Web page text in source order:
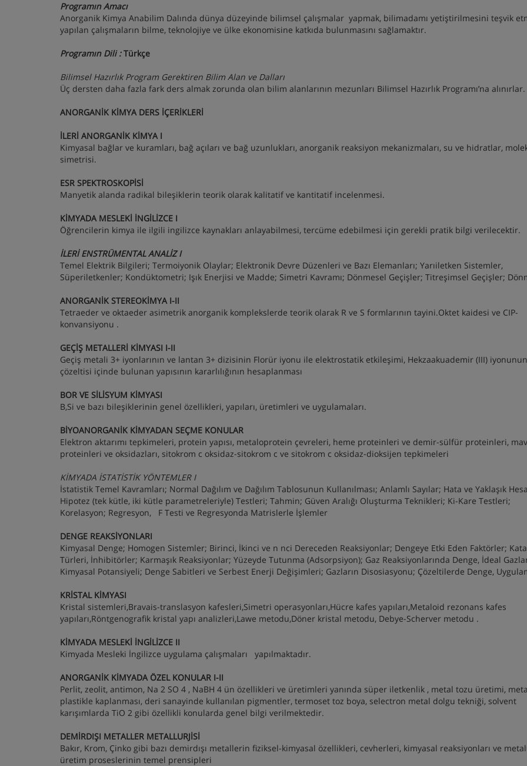
Programın Amacı
Anorganik Kimya Anabilim Dalında dünya düzeyinde bilimsel çalışmalar yapmak, bilimadamı yetiştirilmesini teşvik
yapılan çalışmaların bilme, teknolojiye ve ülke ekonomisine katkıda bulunmasını sağlamaktır.
Programın Dili :Türkçe
Bilimsel Hazırlık Program Gerektiren Bilim Alan ve Dalları
Üç dersten daha fazla fark ders almak zorunda olan bilim alanlarının mezunları Bilimsel Hazırlık Programı’na alınırlar.
ANORGANİK KİMYA DERS İÇERİKLERİ
İLERİ ANORGANİK KİMYA I
Kimyasal bağlar ve kuramları, bağ açıları ve bağ uzunlukları, anorganik reaksiyon mekanizmaları, su ve hidratlar,
simetrisi.
ESR SPEKTROSKOPİSİ
Manyetik alanda radikal bileşiklerin teorik olarak kalitatif ve kantitatif incelenmesi.
KİMYADA MESLEKİ İNGİLİZCE I
Öğrencilerin kimya ile ilgili ingilizce kaynakları anlayabilmesi, tercüme edebilmesi için gerekli pratik bilgi verilecektir.
İLERİ ENSTRÜMENTAL ANALİZ I
Temel Elektrik Bilgileri; Termoiyonik Olaylar; Elektronik Devre Düzenleri ve Bazı Elemanları; Yarıiletken Sistemler,
Süperiletkenler; Kondüktometri; Işık Enerjisi ve Madde; Simetri Kavramı; Dönmesel Geçişler; Titreşimsel Geçişler;
ANORGANİK STEREOKİMYA I-II
Tetraeder ve oktaeder asimetrik anorganik komplekslerde teorik olarak R ve S formlarının tayini.Oktet kaidesi ve CIP-
konvansiyonu .
GEÇİŞ METALLERİ KİMYASI I-II
Geçiş metali 3+ iyonlarının ve lantan 3+ dizisinin Florür iyonu ile elektrostatik etkileşimi, Hekzaakuademir (III)
çözeltisi içinde bulunan yapısının kararlılığının hesaplanması
BOR VE SİLİSYUM KİMYASI
B,Si ve bazı bileşiklerinin genel özellikleri, yapıları, üretimleri ve uygulamaları.
BİYOANORGANİK KİMYADAN SEÇME KONULAR
Elektron aktarımı tepkimeleri, protein yapısı, metaloprotein çevreleri, heme proteinleri ve demir-sülfür proteinleri,
proteinleri ve oksidazları, sitokrom c oksidaz-sitokrom c ve sitokrom c oksidaz-dioksijen tepkimeleri
KİMYADA İSTATİSTİK YÖNTEMLER I
İstatistik Temel Kavramları; Normal Dağılım ve Dağılım Tablosunun Kullanılması; Anlamlı Sayılar; Hata ve Yaklaşık
Hipotez (tek kütle, iki kütle parametreleriyle) Testleri; Tahmin; Güven Aralığı Oluşturma Teknikleri; Ki-Kare Testleri;
Korelasyon; Regresyon, F Testi ve Regresyonda Matrislerle İşlemler
DENGE REAKSİYONLARI
Kimyasal Denge; Homogen Sistemler; Birinci, İkinci ve n nci Dereceden Reaksiyonlar; Dengeye Etki Eden Faktörler;
Türleri, İnhibitörler; Karmaşık Reaksiyonlar; Yüzeyde Tutunma (Adsorpsiyon); Gaz Reaksiyonlarında Denge, İdeal
Kimyasal Potansiyeli; Denge Sabitleri ve Serbest Enerji Değişimleri; Gazların Disosiasyonu; Çözeltilerde Denge,
KRİSTAL KİMYASI
Kristal sistemleri,Bravais-translasyon kafesleri,Simetri operasyonları,Hücre kafes yapıları,Metaloid rezonans kafes
yapıları,Röntgenografik kristal yapı analizleri,Lawe metodu,Döner kristal metodu, Debye-Scherver metodu .
KİMYADA MESLEKİ İNGİLİZCE II
Kimyada Mesleki İngilizce uygulama çalışmaları yapılmaktadır.
ANORGANİK KİMYADA ÖZEL KONULAR I-II
Perlit, zeolit, antimon, Na 2 SO 4 , NaBH 4 ün özellikleri ve üretimleri yanında süper iletkenlik , metal tozu üretimi,
plastikle kaplanması, deri sanayinde kullanılan pigmentler, termoset toz boya, selectron metal dolgu tekniği, solvent
karışımlarda TiO 2 gibi özellikli konularda genel bilgi verilmektedir.
DEMİRDIŞI METALLER METALLURJİSİ
Bakır, Krom, Çinko gibi bazı demirdışı metallerin fiziksel-kimyasal özellikleri, cevherleri, kimyasal reaksiyonları ve
üretim proseslerinin temel prensipleri